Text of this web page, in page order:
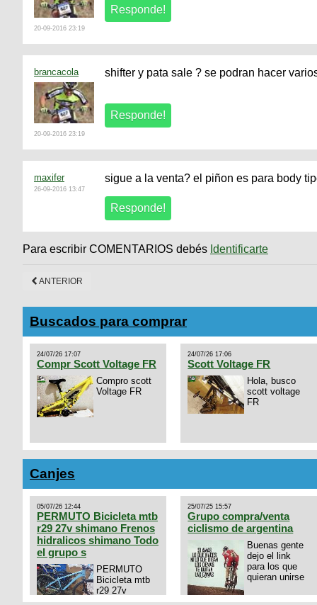
20-09-2016 23:19
brancacola
20-09-2016 23:19
shifter y pata sale ? se podran hacer
maxifer
26-09-2016 13:47
sigue a la venta? el piñon es para body
Para escribir COMENTARIOS debés Identificarte
ANTERIOR
Buscados para comprar
24/07/26 17:07
Compr Scott Voltage FR
Compro scott
Voltage FR
24/07/26 17:06
Scott Voltage FR
Hola, busco
scott voltage
FR
Canjes
05/07/26 12:44
PERMUTO Bicicleta mtb
r29 27v shimano Frenos
hidralicos shimano Todo
el grupo s
PERMUTO
Bicicleta mtb
r29 27v
shimano
25/07/25 15:57
Grupo compra/venta
ciclismo de argentina
Buenas gente
dejo el link
para los que
quieran unirse
https://chat.whatsapp.com/